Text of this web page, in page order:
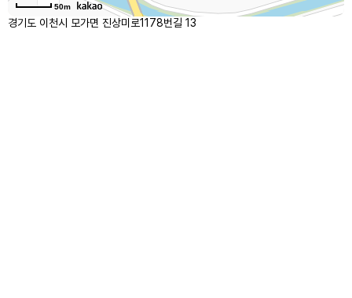
50m
경기도 이천시 모가면 진상미로1178번길 13